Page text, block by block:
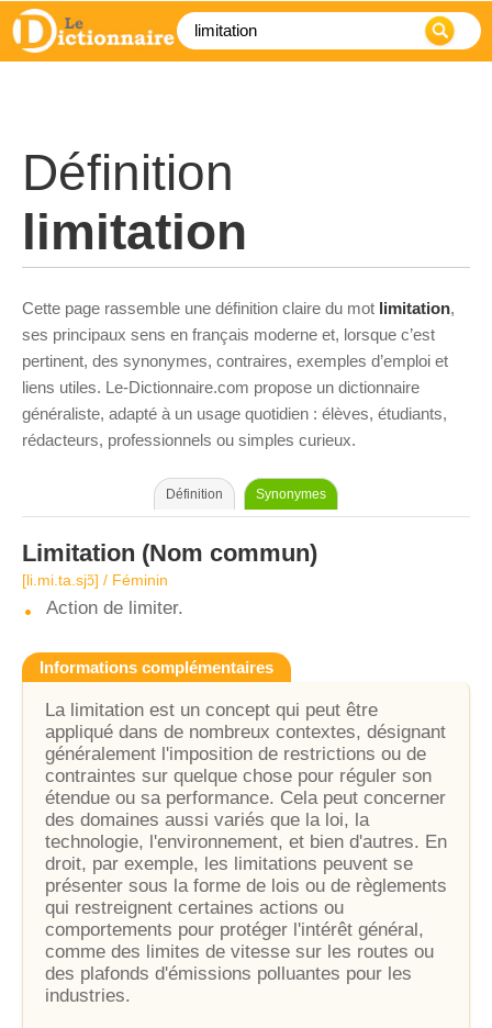
Définition
limitation
Cette page rassemble une définition claire du mot limitation,
ses principaux sens en français moderne et, lorsque c’est
pertinent, des synonymes, contraires, exemples d’emploi et
liens utiles. Le-Dictionnaire.com propose un dictionnaire
généraliste, adapté à un usage quotidien : élèves, étudiants,
rédacteurs, professionnels ou simples curieux.
Définition Synonymes
Limitation (Nom commun)
[li.mi.ta.sjɔ̃] / Féminin
Action de limiter.
Informations complémentaires
La limitation est un concept qui peut être
appliqué dans de nombreux contextes, désignant
généralement l'imposition de restrictions ou de
contraintes sur quelque chose pour réguler son
étendue ou sa performance. Cela peut concerner
des domaines aussi variés que la loi, la
technologie, l'environnement, et bien d'autres. En
droit, par exemple, les limitations peuvent se
présenter sous la forme de lois ou de règlements
qui restreignent certaines actions ou
comportements pour protéger l'intérêt général,
comme des limites de vitesse sur les routes ou
des plafonds d'émissions polluantes pour les
industries.